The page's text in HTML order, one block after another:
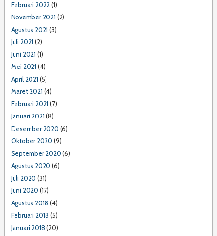
Februari 2022 (1)
November 2021 (2)
Agustus 2021 (3)
Juli 2021 (2)
Juni 2021 (1)
Mei 2021 (4)
April 2021 (5)
Maret 2021 (4)
Februari 2021 (7)
Januari 2021 (8)
Desember 2020 (6)
Oktober 2020 (9)
September 2020 (6)
Agustus 2020 (6)
Juli 2020 (31)
Juni 2020 (17)
Agustus 2018 (4)
Februari 2018 (5)
Januari 2018 (20)